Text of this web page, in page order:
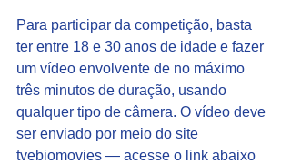
Para participar da competição, basta
ter entre 18 e 30 anos de idade e fazer
um vídeo envolvente de no máximo
três minutos de duração, usando
qualquer tipo de câmera. O vídeo deve
ser enviado por meio do site
tvebiomovies — acesse o link abaixo